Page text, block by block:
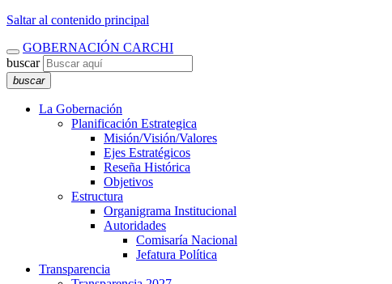
Saltar al contenido principal
GOBERNACIÓN CARCHI
buscar
buscar
La Gobernación
Planificación Estrategica
Misión/Visión/Valores
Ejes Estratégicos
Reseña Histórica
Objetivos
Estructura
Organigrama Institucional
Autoridades
Comisaría Nacional
Jefatura Política
Transparencia